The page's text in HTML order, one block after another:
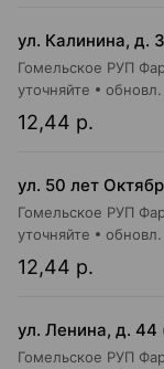
ул. Калинина, д.
Гомельское РУП
12,44 р.
уточняйте
ул. 50 лет
Гомельское РУП
12,44 р.
уточняйте
ул. Ленина, д. 44
Гомельское РУП